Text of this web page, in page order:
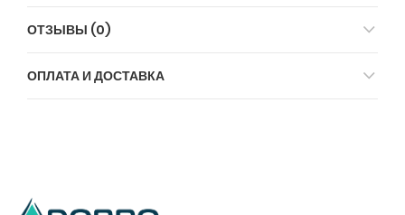
ОТЗЫВЫ (0)
ОПЛАТА И ДОСТАВКА